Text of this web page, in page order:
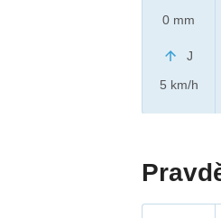
0 mm
J
5 km/h